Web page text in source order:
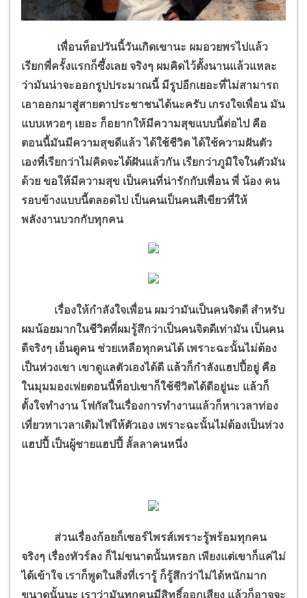
เพื่อนท็อปวันนี้วันเกิดเขานะ ผมอวยพรไปแล้ว
เรียกพี่ครั้งแรกก็ซึ้งเลย จริงๆ ผมคิดไว้ตั้งนานแล้วแหละ
ว่ามันน่าจะออกรูปประมาณนี้ มีรูปอีกเยอะที่ไม่สามารถ
เอาออกมาสู่สายตาประชาชนได้นะครับ เกรงใจเพื่อน มัน
แบบเหวอๆ เยอะ ก็อยากให้มีความสุขแบบนี้ต่อไป คือ
ตอนนี้มันมีความสุขดีแล้ว ได้ใช้ชีวิต ได้ใช้ความฝันตัว
เองที่เรียกว่าไม่คิดจะได้ฝันแล้วกัน เรียกว่าภูมิใจในตัวมัน
ด้วย ขอให้มีความสุข เป็นคนที่น่ารักกับเพื่อน พี่ น้อง คน
รอบข้างแบบนี้ตลอดไป เป็นคนเป็นคนสีเขียวที่ให้
พลังงานบวกกับทุกคน
เรื่องให้กำลังใจเพื่อน ผมว่ามันเป็นคนจิตดี สำหรับ
ผมน้อยมากในชีวิตที่ผมรู้สึกว่าเป็นคนจิตดีเท่ามัน เป็นคน
ดีจริงๆ เอ็นดูคน ช่วยเหลือทุกคนได้ เพราะฉะนั้นไม่ต้อง
เป็นห่วงเขา เขาดูแลตัวเองได้ดี แล้วก็กำลังแฮปปี้อยู่ คือ
ในมุมมองเฟยตอนนี้ท็อปเขาก็ใช้ชีวิตได้ดีอยู่นะ แล้วก็
ตั้งใจทำงาน โฟกัสในเรื่องการทำงานแล้วก็หาเวลาท่อง
เที่ยวหาเวลาเติมไฟให้ตัวเอง เพราะฉะนั้นไม่ต้องเป็นห่วง
แฮปปี้ เป็นผู้ชายแฮปปี้ ลั้ลลาคนหนึ่ง
ส่วนเรื่องก้อยก็เซอร์ไพรส์เพราะรู้พร้อมทุกคน
จริงๆ เรื่องทัวร์ลง ก็ไม่ขนาดนั้นหรอก เพียงแต่เขาก็แค่ไม่
ได้เข้าใจ เราก็พูดในสิ่งที่เรารู้ ก็รู้สึกว่าไม่ได้หนักมาก
ขนาดนั้นนะ เราว่ามันทุกคนมีสิทธิ์ออกเสียง แล้วก็อาจจะ